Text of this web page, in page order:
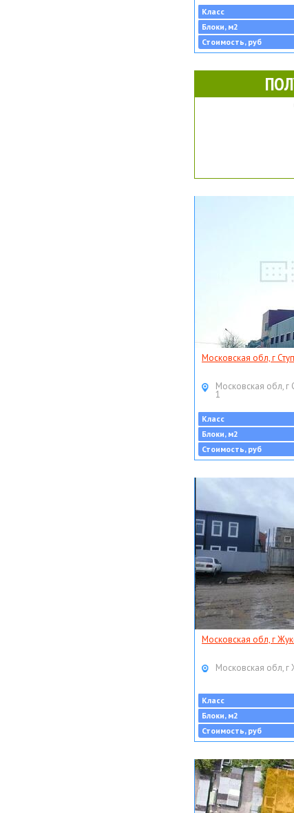
Класс
Блоки, м2
Стоимость, руб
Московская обл, г
Московская обл, г
1
Класс
Блоки, м2
Стоимость, руб
Московская обл, г
Московская обл, г
Класс
Блоки, м2
Стоимость, руб